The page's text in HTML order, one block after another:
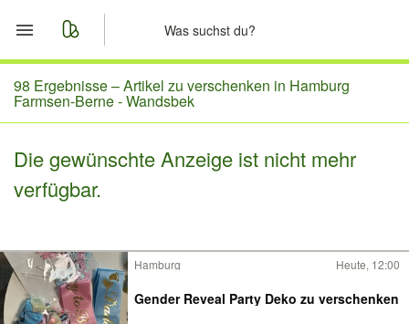
Start
Merkliste
Nachrichten
98 Ergebnisse –Artikel zu verschenken in Hamburg
Farmsen-Berne - Wandsbek
Die gewünschte Anzeige ist nicht mehr
verfügbar.
Hamburg Heute, 12:00
Gender Reveal Party Deko zu verschenken